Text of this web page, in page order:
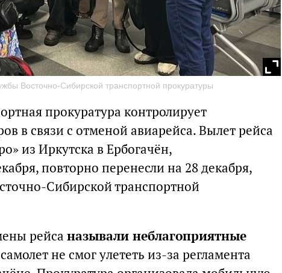
Восточно-Сибирской транспортной прокуратуры
прокуратура контролирует
в связи с отменой авиарейса. Вылет рейса
из Иркутска в Ербогачён,
повторно перенесли на 28 декабря,
Сибирской транспортной
рейса называли неблагоприятные
не смог улететь из-за регламента